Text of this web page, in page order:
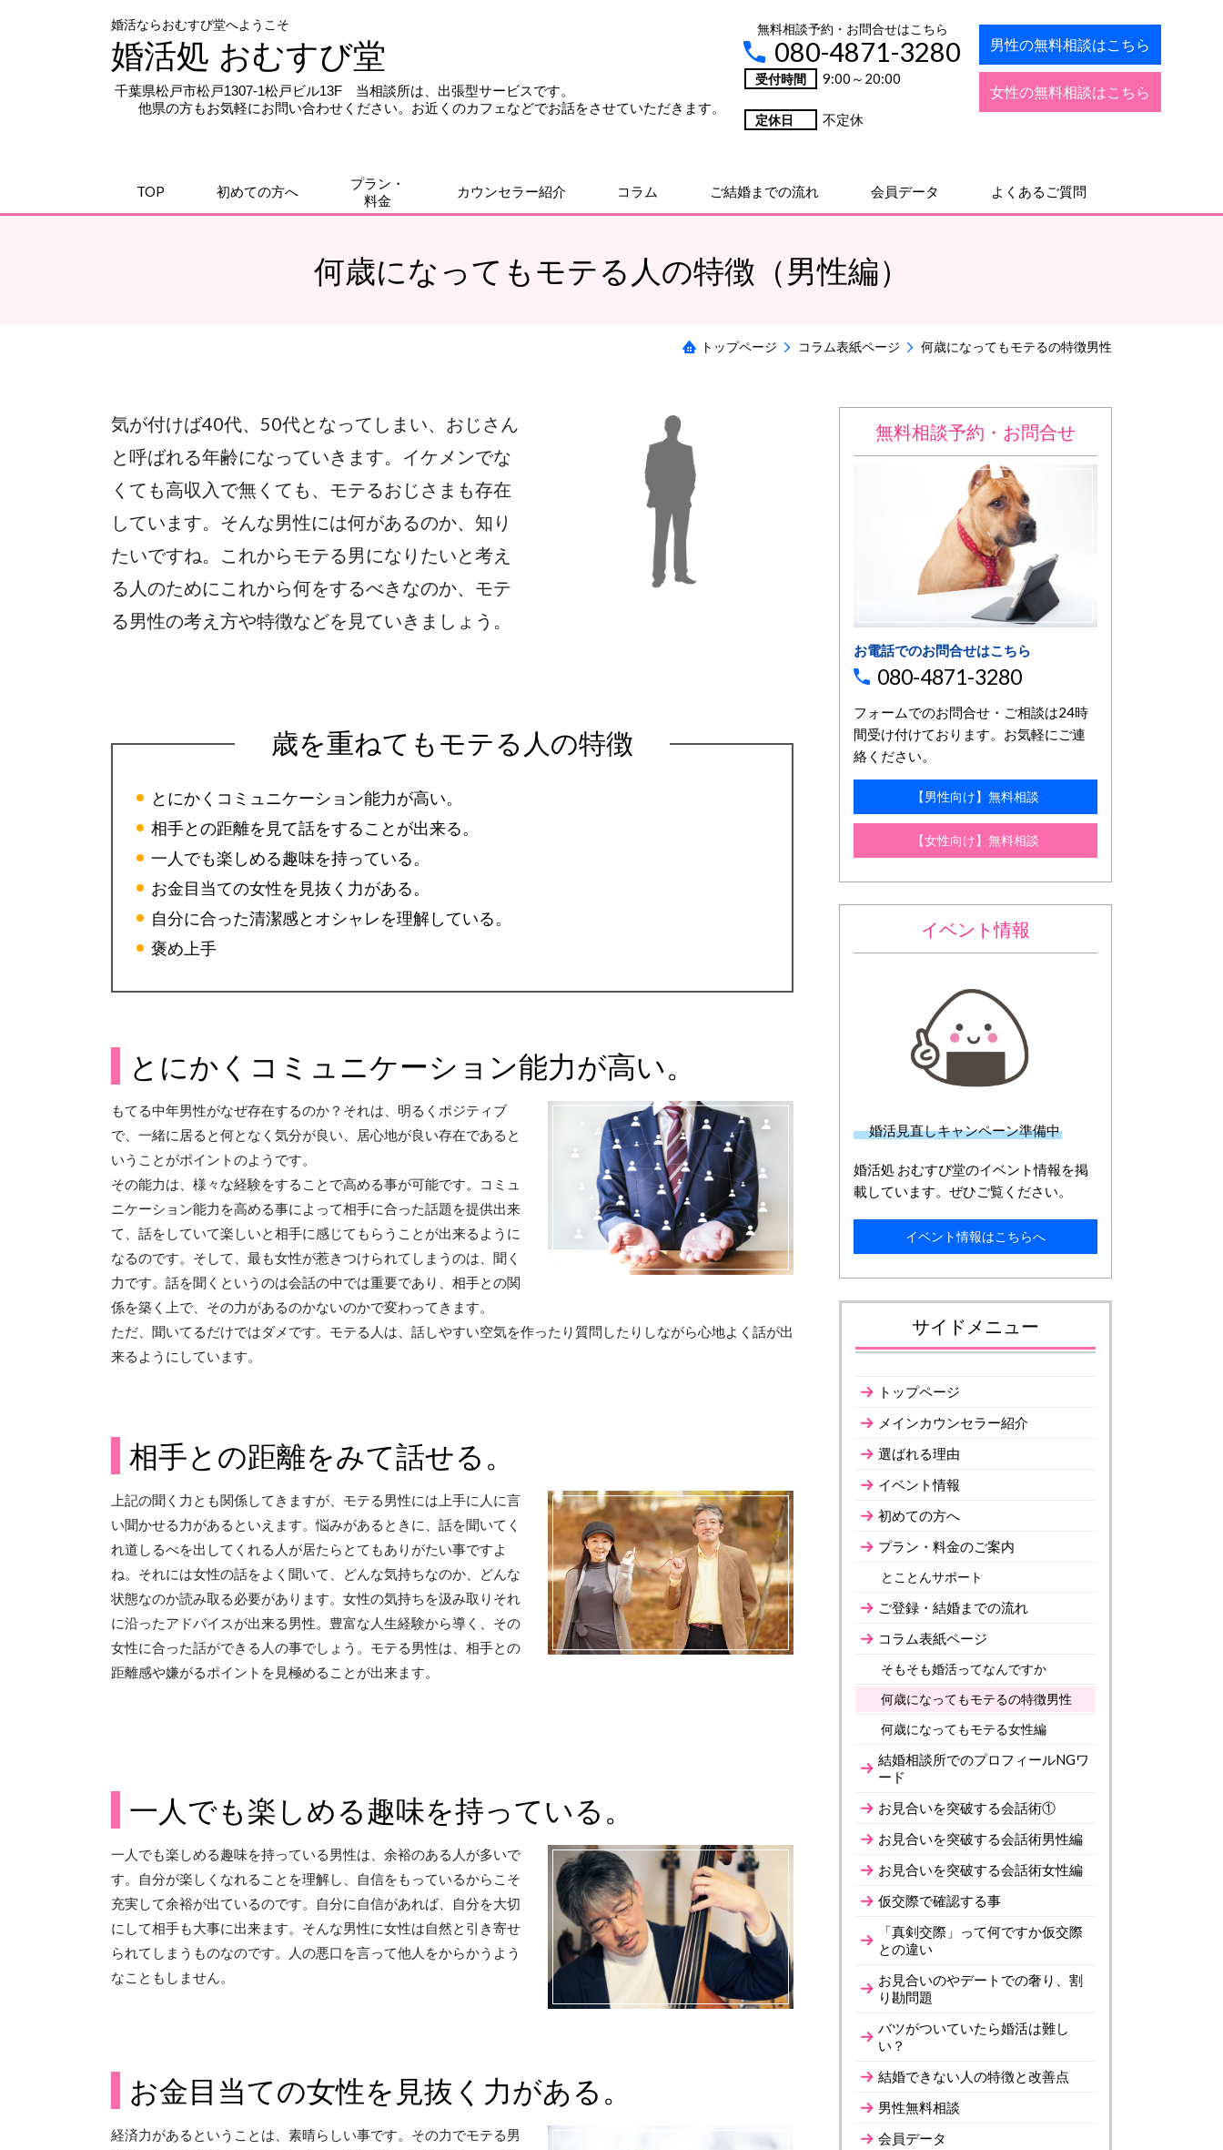
婚活ならおむすび堂へようこそ
婚活処 おむすび堂
千葉県松戸市松戸1307-1松戸ビル13F 当相談所は、出張型サービスです。
他県の方もお気軽にお問い合わせください。お近くのカフェなどでお話をさせていただきます。
無料相談予約・お問合せはこちら
080-4871-3280
受付時間 9:00～20:00
定休日 不定休
男性の無料相談はこちら
女性の無料相談はこちら
TOP 初めての方へ
プラン・
料金
カウンセラー紹介 コラム ご結婚までの流れ 会員データ よくあるご質問
何歳になってもモテる人の特徴（男性編）
トップページ コラム表紙ページ 何歳になってもモテるの特徴男性
気が付けば40代、50代となってしまい、おじさん
と呼ばれる年齢になっていきます。イケメンでな
くても高収入で無くても、モテるおじさまも存在
しています。そんな男性には何があるのか、知り
たいですね。これからモテる男になりたいと考え
る人のためにこれから何をするべきなのか、モテ
る男性の考え方や特徴などを見ていきましょう。
歳を重ねてもモテる人の特徴
とにかくコミュニケーション能力が高い。
相手との距離を見て話をすることが出来る。
一人でも楽しめる趣味を持っている。
お金目当ての女性を見抜く力がある。
自分に合った清潔感とオシャレを理解している。
褒め上手
とにかくコミュニケーション能力が高い。
もてる中年男性がなぜ存在するのか？それは、明るくポジティブ
で、一緒に居ると何となく気分が良い、居心地が良い存在であると
いうことがポイントのようです。
その能力は、様々な経験をすることで高める事が可能です。コミュ
ニケーション能力を高める事によって相手に合った話題を提供出来
て、話をしていて楽しいと相手に感じてもらうことが出来るように
なるのです。そして、最も女性が惹きつけられてしまうのは、聞く
力です。話を聞くというのは会話の中では重要であり、相手との関
係を築く上で、その力があるのかないのかで変わってきます。
ただ、聞いてるだけではダメです。モテる人は、話しやすい空気を作ったり質問したりしながら心地よく話が出
来るようにしています。
相手との距離をみて話せる。
上記の聞く力とも関係してきますが、モテる男性には上手に人に言
い聞かせる力があるといえます。悩みがあるときに、話を聞いてく
れ道しるべを出してくれる人が居たらとてもありがたい事ですよ
ね。それには女性の話をよく聞いて、どんな気持ちなのか、どんな
状態なのか読み取る必要があります。女性の気持ちを汲み取りそれ
に沿ったアドバイスが出来る男性。豊富な人生経験から導く、その
女性に合った話ができる人の事でしょう。モテる男性は、相手との
距離感や嫌がるポイントを見極めることが出来ます。
一人でも楽しめる趣味を持っている。
一人でも楽しめる趣味を持っている男性は、余裕のある人が多いで
す。自分が楽しくなれることを理解し、自信をもっているからこそ
充実して余裕が出ているのです。自分に自信があれば、自分を大切
にして相手も大事に出来ます。そんな男性に女性は自然と引き寄せ
られてしまうものなのです。人の悪口を言って他人をからかうよう
なこともしません。
お金目当ての女性を見抜く力がある。
経済力があるということは、素晴らしい事です。その力でモテる男
無料相談予約・お問合せ
お電話でのお問合せはこちら
080-4871-3280
フォームでのお問合せ・ご相談は24時
間受け付けております。お気軽にご連
絡ください。
【男性向け】無料相談
【女性向け】無料相談
イベント情報
婚活見直しキャンペーン準備中
婚活処 おむすび堂のイベント情報を掲
載しています。ぜひご覧ください。
イベント情報はこちらへ
サイドメニュー
トップページ
メインカウンセラー紹介
選ばれる理由
イベント情報
初めての方へ
プラン・料金のご案内
とことんサポート
ご登録・結婚までの流れ
コラム表紙ページ
そもそも婚活ってなんですか
何歳になってもモテるの特徴男性
何歳になってもモテる女性編
結婚相談所でのプロフィールNGワ
ード
お見合いを突破する会話術①
お見合いを突破する会話術男性編
お見合いを突破する会話術女性編
仮交際で確認する事
「真剣交際」って何ですか仮交際
との違い
お見合いのやデートでの奢り、割
り勘問題
バツがついていたら婚活は難し
い？
結婚できない人の特徴と改善点
男性無料相談
会員データ